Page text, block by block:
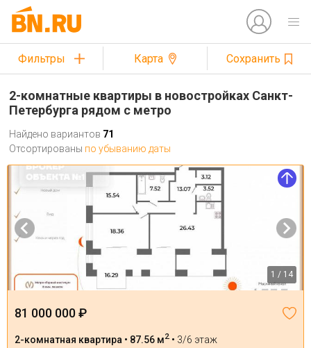
Фильтры Карта Сохранить
2-комнатные квартиры в новостройках Санкт-
Петербурга рядом с метро
Найдено вариантов 71
Отсортированы по убыванию даты
1 / 14
81 000 000 ₽
2-комнатная квартира • 87.56 м2 • 3/6 этаж